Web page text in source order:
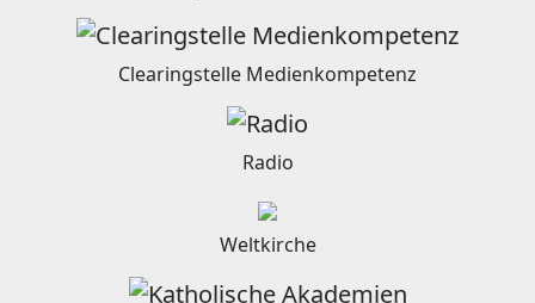
Clearingstelle Medienkompetenz
Radio
Weltkirche